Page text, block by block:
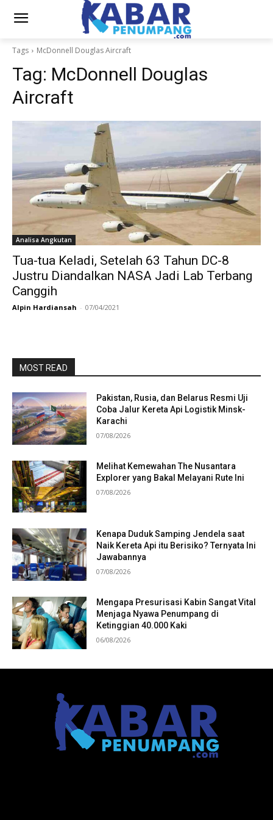
Tags McDonnell Douglas Aircraft
Tag: McDonnell Douglas
Aircraft
Analisa Angkutan
Tua-tua Keladi, Setelah 63 Tahun DC-8
Justru Diandalkan NASA Jadi Lab Terbang
Canggih
Alpin Hardiansah - 07/04/2021
MOST READ
Pakistan, Rusia, dan Belarus Resmi Uji
Coba Jalur Kereta Api Logistik Minsk-
Karachi
07/08/2026
Melihat Kemewahan The Nusantara
Explorer yang Bakal Melayani Rute Ini
07/08/2026
Kenapa Duduk Samping Jendela saat
Naik Kereta Api itu Berisiko? Ternyata Ini
Jawabannya
07/08/2026
Mengapa Presurisasi Kabin Sangat Vital
Menjaga Nyawa Penumpang di
Ketinggian 40.000 Kaki
06/08/2026